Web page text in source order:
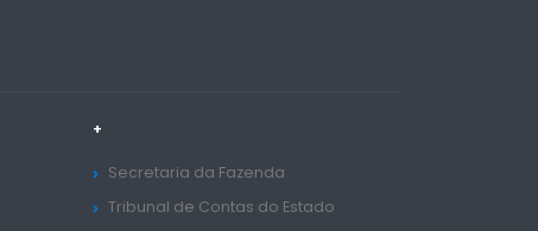
+
Secretaria da Fazenda
Tribunal de Contas do Estado